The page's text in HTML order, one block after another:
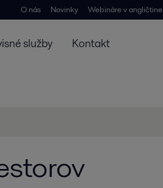
O nás Novinky Webináre v angličtine
služby Kontakt